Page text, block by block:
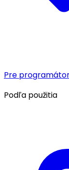
Pre
Podľa použitia